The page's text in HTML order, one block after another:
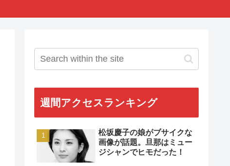
週間アクセスランキング
松坂慶子の娘がブサイクな
画像が話題。旦那はミュー
ジシャンでヒモだった！